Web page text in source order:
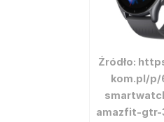
Źródło:
kom.pl/p/
amazfit-gtr-